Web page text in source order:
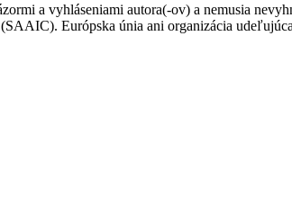
a vyhláseniami autora(-ov) a nemusia
Európska únia ani organizácia